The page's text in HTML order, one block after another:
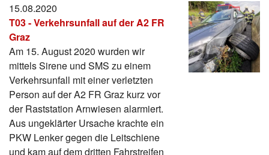
15.08.2020
T03 - Verkehrsunfall auf der A2 FR
Graz
Am 15. August 2020 wurden wir
mittels Sirene und SMS zu einem
Verkehrsunfall mit einer verletzten
Person auf der A2 FR Graz kurz vor
der Raststation Arnwiesen alarmiert.
Aus ungeklärter Ursache krachte ein
PKW Lenker gegen die Leitschiene
und kam auf dem dritten Fahrstreifen